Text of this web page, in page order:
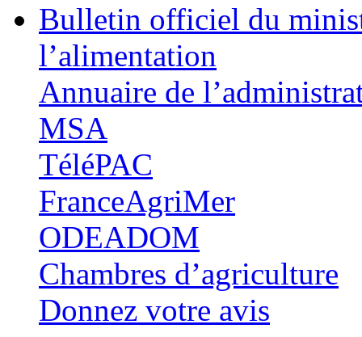
Bulletin officiel du
l’alimentation
Annuaire de
MSA
TéléPAC
FranceAgriMer
ODEADOM
Chambres d’agriculture
Donnez votre avis